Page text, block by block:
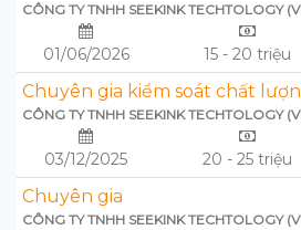
CÔNG TY TNHH SEEKINK TECHTOLOGY
01/06/2026 15 - 20 triệu
Chuyên gia kiểm soát chất
CÔNG TY TNHH SEEKINK TECHTOLOGY
03/12/2025 20 - 25 triệu
Chuyên gia
CÔNG TY TNHH SEEKINK TECHTOLOGY